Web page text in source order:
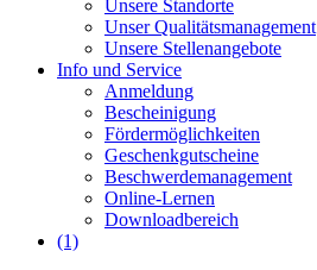
Unsere Standorte
Unser Qualitätsmanagement
Unsere Stellenangebote
Info und Service
Anmeldung
Bescheinigung
Fördermöglichkeiten
Geschenkgutscheine
Beschwerdemanagement
Online-Lernen
Downloadbereich
(1)